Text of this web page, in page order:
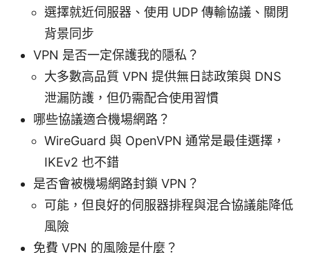
選擇就近伺服器、使用 UDP 傳輸協議、關閉
背景同步
VPN 是否一定保護我的隱私？
大多數高品質 VPN 提供無日誌政策與 DNS
泄漏防護，但仍需配合使用習慣
哪些協議適合機場網路？
WireGuard 與 OpenVPN 通常是最佳選擇，
IKEv2 也不錯
是否會被機場網路封鎖 VPN？
可能，但良好的伺服器排程與混合協議能降低
風險
免費 VPN 的風險是什麼？